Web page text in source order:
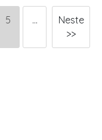
5 ...
Neste
>>